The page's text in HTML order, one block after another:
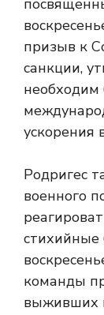
призыв к
санкции,
необходим
ускорения
Родригес
военного
стихийные
команды
выживших